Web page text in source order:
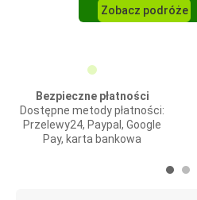
Zobacz podróże
Bezpieczne płatności
Dostępne metody płatności:
Przelewy24, Paypal, Google
Pay, karta bankowa